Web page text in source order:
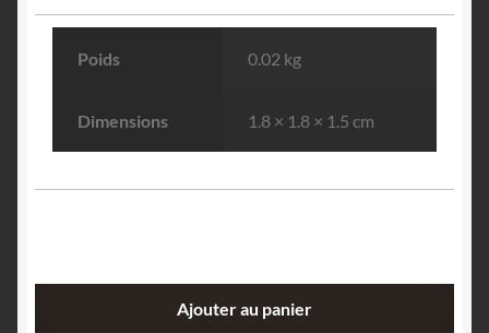
Poids 0.02 kg
Dimensions 1.8 × 1.8 × 1.5 cm
Ajouter au panier